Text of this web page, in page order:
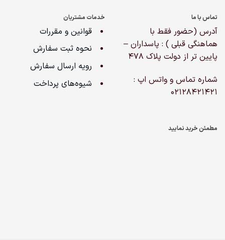
تماس با ما
آدرس (حضور فقط با
هماهنگی قبلی ) : پاسداران –
پایین تر از دولت پلاک ۴۷۸
شماره تماس و واتس اپ :
02128421421
خدمات مشتریان
قوانین و مقررات
نحوه ثبت سفارش
رویه ارسال سفارش
شیوه‌های پرداخت
مطمئن خرید نمایید